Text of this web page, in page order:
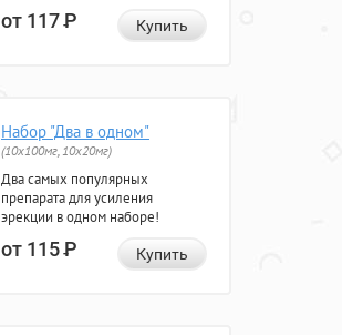
от 117Р Купить
Набор "Два в одном"
(10x100мг, 10x20мг)
Два самых популярных
препарата для усиления
эрекции в одном наборе!
от 115Р Купить